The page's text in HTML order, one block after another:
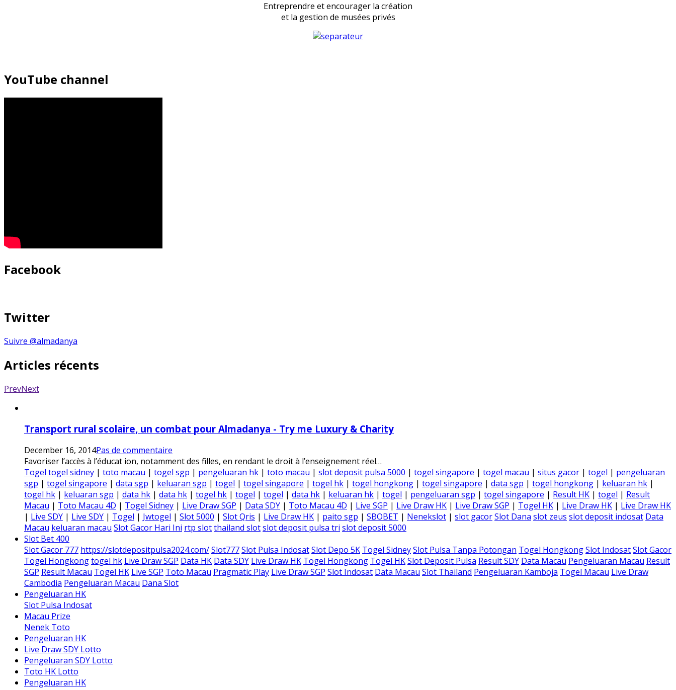
Entreprendre et encourager la création
et la gestion de musées privés
YouTube channel
Facebook
Twitter
Suivre @almadanya
Articles récents
PrevNext
Transport rural scolaire, un combat pour Almadanya - Try me Luxury & Charity
December 16, 2014Pas de commentaire
Favoriser l’accès à l’éducat ion, notamment des filles, en rendant le droit à l’enseignement réel…
Togel togel sidney | toto macau | togel sgp | pengeluaran hk | toto macau | slot deposit pulsa 5000 | togel singapore | togel macau | situs gacor | togel | pengeluaran
sgp | togel singapore | data sgp | keluaran sgp | togel | togel singapore | togel hk | togel hongkong | togel singapore | data sgp | togel hongkong | keluaran hk |
togel hk | keluaran sgp | data hk | data hk | togel hk | togel | togel | data hk | keluaran hk | togel | pengeluaran sgp | togel singapore | Result HK | togel | Result
Macau | Toto Macau 4D | Togel Sidney | Live Draw SGP | Data SDY | Toto Macau 4D | Live SGP | Live Draw HK | Live Draw SGP | Togel HK | Live Draw HK | Live Draw HK
| Live SDY | Live SDY | Togel | Jwtogel | Slot 5000 | Slot Qris | Live Draw HK | paito sgp | SBOBET | Nenekslot | slot gacorSlot Dana slot zeus slot deposit indosat Data
Macau keluaran macau Slot Gacor Hari Ini rtp slotthailand slotslot deposit pulsa tri slot deposit 5000
Slot Bet 400
Slot Gacor 777 https://slotdepositpulsa2024.com/Slot777Slot Pulsa IndosatSlot Depo 5K Togel SidneySlot Pulsa Tanpa Potongan Togel HongkongSlot IndosatSlot Gacor
Togel Hongkongtogel hk Live Draw SGP Data HK Data SDY Live Draw HK Togel Hongkong Togel HKSlot Deposit Pulsa Result SDY Data Macau Pengeluaran Macau Result
SGP Result Macau Togel HK Live SGP Toto Macau Pragmatic Play Live Draw SGP Slot Indosat Data Macau Slot Thailand Pengeluaran Kamboja Togel Macau Live Draw
Cambodia Pengeluaran Macau Dana Slot
Pengeluaran HK
Slot Pulsa Indosat
Macau Prize
Nenek Toto
Pengeluaran HK
Live Draw SDY Lotto
Pengeluaran SDY Lotto
Toto HK Lotto
Pengeluaran HK